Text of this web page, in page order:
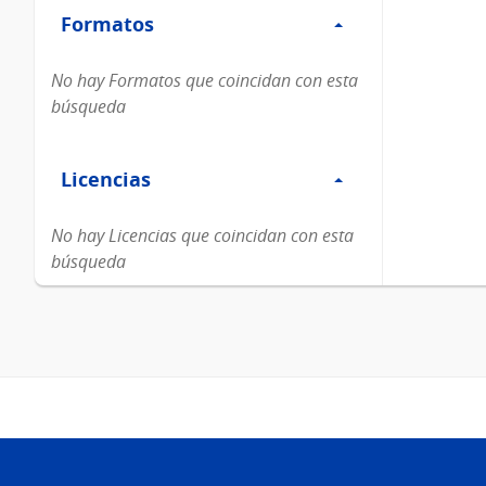
Formatos
Formatos
No hay Formatos que coincidan con esta
búsqueda
Licencias
Licencias
No hay Licencias que coincidan con esta
búsqueda